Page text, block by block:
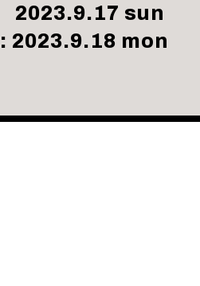
sun
2023.9.18 mon